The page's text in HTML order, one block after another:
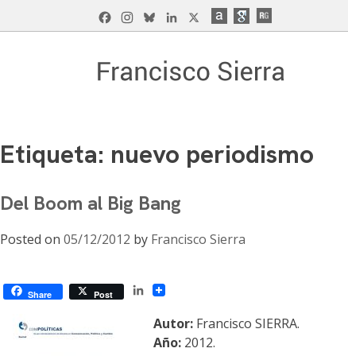
to
FacebookInstagram
BlueskyLinkedIn
Etiqueta: nuevo periodismo
Del Boom al Big Bang
Posted on 05/12/2012 by Francisco Sierra
Share Post
LinkedIn
Autor: Francisco SIERRA.
Año: 2012.